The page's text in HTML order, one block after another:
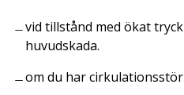
vid tillstånd med ökat
huvudskada.
om du har